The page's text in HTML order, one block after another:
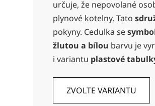
0,0
z
5
hvězdiček.
určuje, že nepovolané
plynové kotelny. Tato
pokyny. Cedulka se
žlutou a bílou barvu je
i variantu plastové
ZVOLTE VARIANTU